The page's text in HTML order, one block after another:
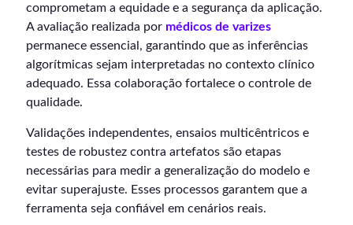
comprometam a equidade e a segurança da aplicação.
A avaliação realizada por médicos de varizes
permanece essencial, garantindo que as inferências
algorítmicas sejam interpretadas no contexto clínico
adequado. Essa colaboração fortalece o controle de
qualidade.
Validações independentes, ensaios multicêntricos e
testes de robustez contra artefatos são etapas
necessárias para medir a generalização do modelo e
evitar superajuste. Esses processos garantem que a
ferramenta seja confiável em cenários reais.